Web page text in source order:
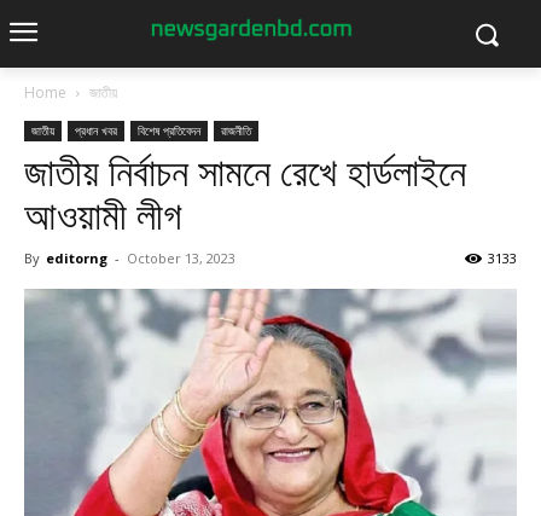
Home জাতীয়
জাতীয় প্রধান খবর বিশেষ প্রতিবেদন রাজনীতি
জাতীয় নির্বাচন সামনে রেখে হার্ডলাইনে
আওয়ামী লীগ
By editorng - October 13, 2023 3133